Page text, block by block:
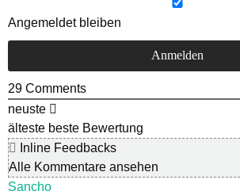
Angemeldet bleiben
29 Comments
neuste
älteste beste Bewertung
Inline Feedbacks
Alle Kommentare ansehen
Sancho